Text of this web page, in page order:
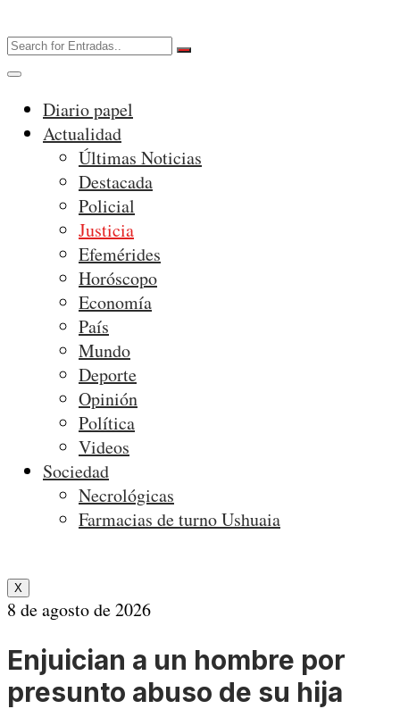
Diario papel
Actualidad
Últimas Noticias
Destacada
Policial
Justicia
Efemérides
Horóscopo
Economía
País
Mundo
Deporte
Opinión
Política
Videos
Sociedad
Necrológicas
Farmacias de turno Ushuaia
X
8 de agosto de 2026
Enjuician a un hombre por
presunto abuso de su hija